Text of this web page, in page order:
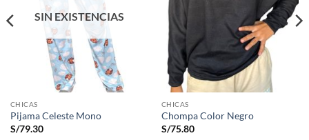
SIN EXISTENCIAS
CHICAS
Pijama Celeste Mono
S/79.30
CHICAS
Chompa Color Negro
S/75.80